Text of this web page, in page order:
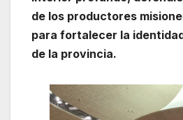
de los productores
para fortalecer la
de la provincia.